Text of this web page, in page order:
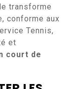
transforme
conforme aux
Tennis,
et
court de